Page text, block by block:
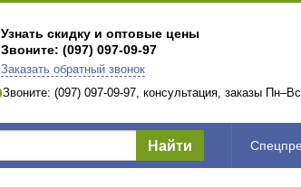
Узнать скидку и оптовые цены
Звоните: (097) 097-09-97
Заказать обратный звонок
Звоните: (097) 097-09-97, консультация, заказы
Найти